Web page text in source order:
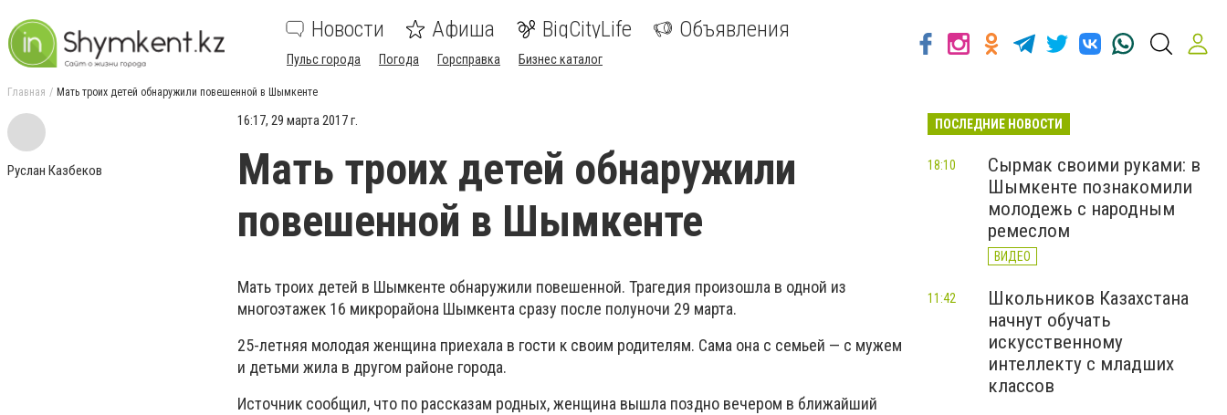
Новости Афиша BigCityLife Объявления
Пульс города Погода Горсправка Бизнес каталог
Главная Мать троих детей обнаружили повешенной в Шымкенте
Руслан Казбеков
16:17, 29 марта 2017 г.
Мать троих детей обнаружили
повешенной в Шымкенте
Мать троих детей в Шымкенте обнаружили повешенной. Трагедия произошла в одной из
многоэтажек 16 микрорайона Шымкента сразу после полуночи 29 марта.
25-летняя молодая женщина приехала в гости к своим родителям. Сама она с семьей — с мужем
и детьми жила в другом районе города.
Источник сообщил, что по рассказам родных, женщина вышла поздно вечером в ближайший
ПОСЛЕДНИЕ НОВОСТИ
Сырмак своими руками: в
Шымкенте познакомили
молодежь с народным
ремеслом
ВИДЕО
18:10
Школьников Казахстана
начнут обучать
искусственному
интеллекту с младших
классов
11:42